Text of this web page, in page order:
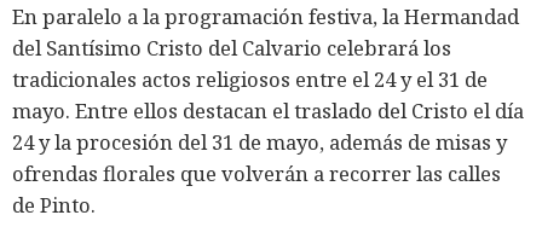
En paralelo a la programación festiva, la Hermandad
del Santísimo Cristo del Calvario celebrará los
tradicionales actos religiosos entre el 24 y el 31 de
mayo. Entre ellos destacan el traslado del Cristo el día
24 y la procesión del 31 de mayo, además de misas y
ofrendas florales que volverán a recorrer las calles
de Pinto.